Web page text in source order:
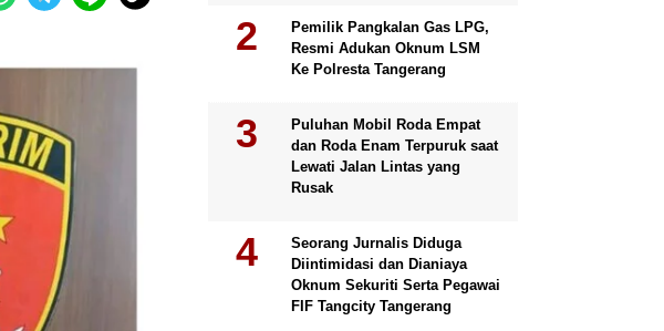
Pemilik Pangkalan Gas LPG,
Resmi Adukan Oknum LSM
Ke Polresta Tangerang
Puluhan Mobil Roda Empat
dan Roda Enam Terpuruk saat
Lewati Jalan Lintas yang
Rusak
Seorang Jurnalis Diduga
Diintimidasi dan Dianiaya
Oknum Sekuriti Serta Pegawai
FIF Tangcity Tangerang